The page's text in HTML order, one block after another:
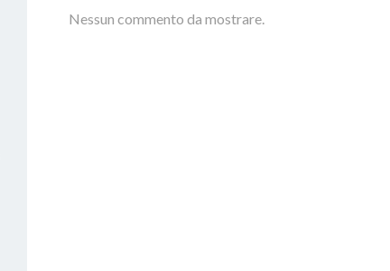
Nessun commento da mostrare.